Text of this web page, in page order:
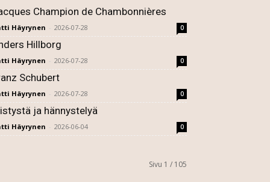
Champion de Chambonnières
Häyrynen - 2026-07-28 0
Hillborg
Häyrynen - 2026-07-28 0
Schubert
Häyrynen - 2026-07-28 0
ja hännystelyä
Häyrynen - 2026-06-04 0
Sivu 1 / 105